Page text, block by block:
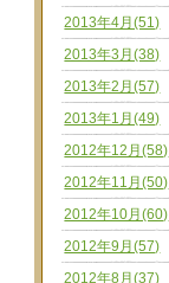
2013年4月(51)
2013年3月(38)
2013年2月(57)
2013年1月(49)
2012年12月(58)
2012年11月(50)
2012年10月(60)
2012年9月(57)
2012年8月(37)